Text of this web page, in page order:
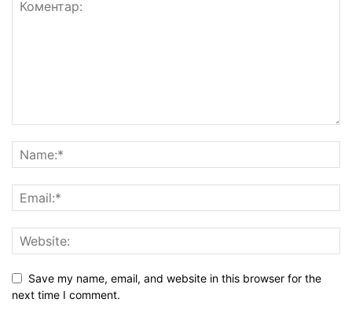
Save my name, email, and website in this browser for the
next time I comment.